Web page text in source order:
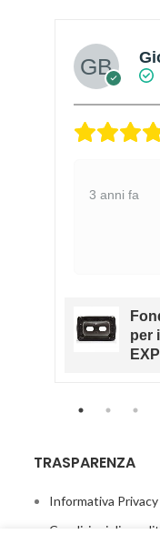
3 anni fa
per
TRASPARENZA
Informativa
Condizioni di vendita